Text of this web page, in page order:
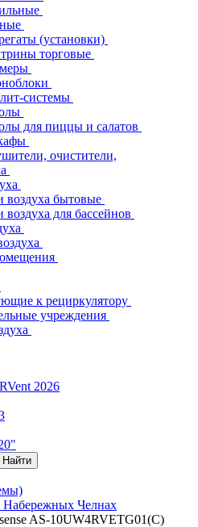
(установки)
торговые
системы
для пиццы и салатов
очистители,
воздуха бытовые
для бассейнов
к рециркулятору
учреждения
2026
Челнах
AS-10UW4RVETG01(C)